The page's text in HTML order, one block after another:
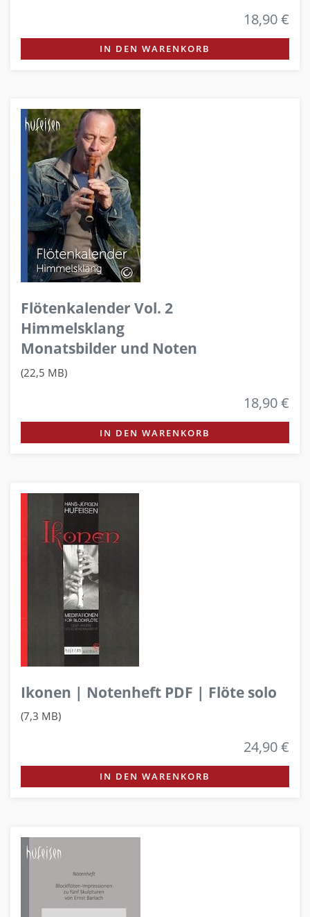
18,90 €
IN DEN WARENKORB
Flötenkalender Vol. 2
Himmelsklang
Monatsbilder und Noten
(22,5 MB)
18,90 €
IN DEN WARENKORB
Ikonen | Notenheft PDF | Flöte solo
(7,3 MB)
24,90 €
IN DEN WARENKORB